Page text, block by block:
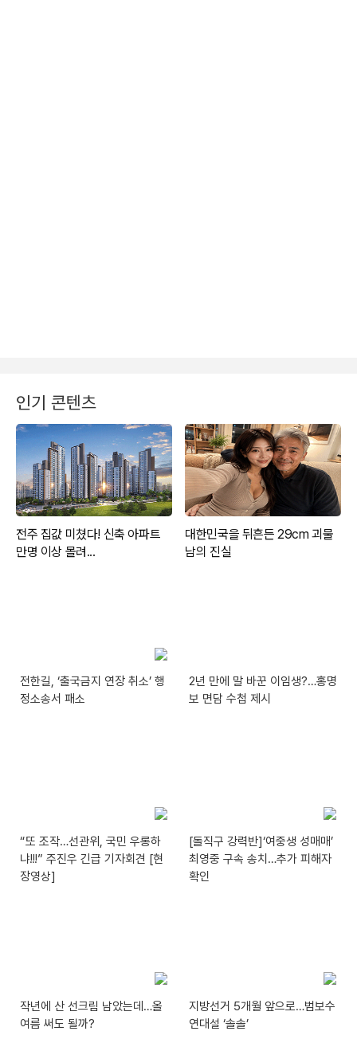
인기 콘텐츠
전한길, ‘출국금지 연장 취소’ 행
정소송서 패소
2년 만에 말 바꾼 이임생?…홍명
보 면담 수첩 제시
“또 조작…선관위, 국민 우롱하
냐!!!” 주진우 긴급 기자회견 [현
장영상]
[돌직구 강력반]‘여중생 성매매’
최영중 구속 송치…추가 피해자
확인
작년에 산 선크림 남았는데…올
여름 써도 될까?
지방선거 5개월 앞으로…범보수
연대설 ‘솔솔’